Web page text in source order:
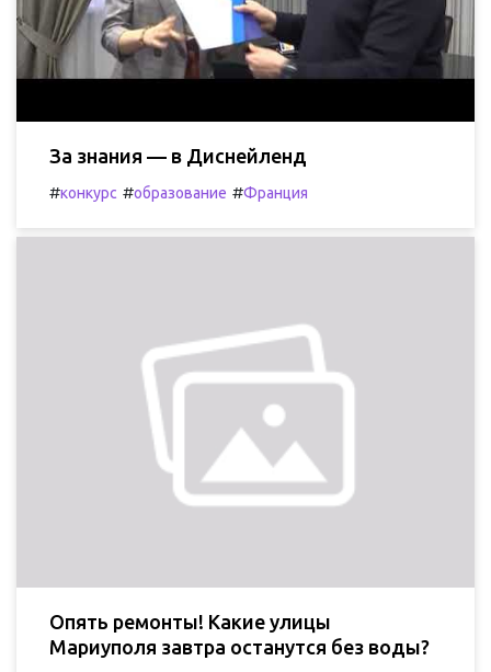
За знания — в Диснейленд
#конкурс #образование #Франция
Опять ремонты! Какие улицы
Мариуполя завтра останутся без воды?